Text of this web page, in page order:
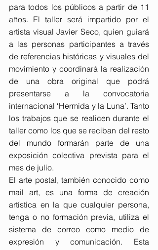
para todos los públicos a partir de 11
años. El taller será impartido por el
artista visual Javier Seco, quien guiará
a las personas participantes a través
de referencias históricas y visuales del
movimiento y coordinará la realización
de una obra original que podrá
presentarse a la convocatoria
internacional ‘Hermida y la Luna’. Tanto
los trabajos que se realicen durante el
taller como los que se reciban del resto
del mundo formarán parte de una
exposición colectiva prevista para el
mes de julio.
El arte postal, también conocido como
mail art, es una forma de creación
artística en la que cualquier persona,
tenga o no formación previa, utiliza el
sistema de correo como medio de
expresión y comunicación. Esta